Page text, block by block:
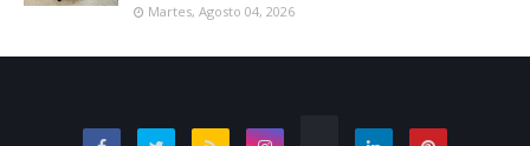
Martes, Agosto 04, 2026